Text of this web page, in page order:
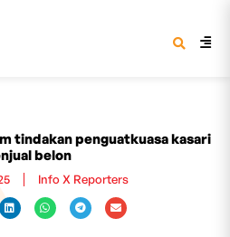
tindakan penguatkuasa kasari
belon
Info X Reporters